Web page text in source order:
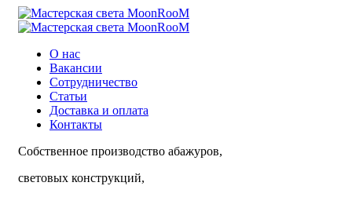
О нас
Вакансии
Сотрудничество
Статьи
Доставка и оплата
Контакты
Собственное производство абажуров,
световых конструкций,